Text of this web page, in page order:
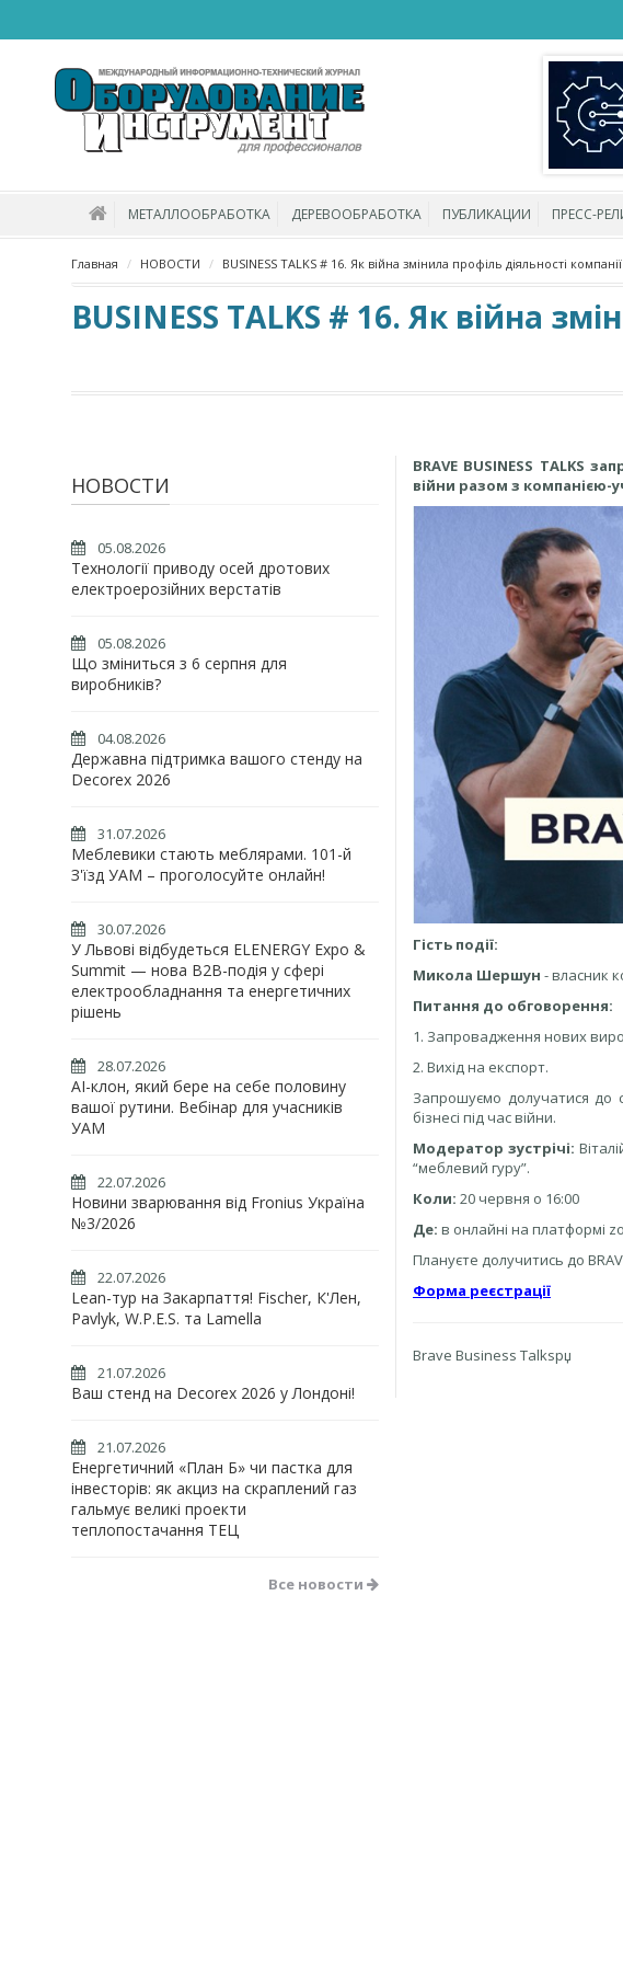
МЕТАЛЛООБРАБОТКА ДЕРЕВООБРАБОТКА ПУБЛИКАЦИИ ПРЕСС-
Главная НОВОСТИ BUSINESS TALKS # 16. Як війна змінила профіль діяльності компанії
BUSINESS TALKS # 16. Як війна
НОВОСТИ
05.08.2026
Технології приводу осей дротових
електроерозійних верстатів
05.08.2026
Що зміниться з 6 серпня для
виробників?
04.08.2026
Державна підтримка вашого стенду на
Decorex 2026
31.07.2026
Меблевики стають меблярами. 101-й
З'їзд УАМ – проголосуйте онлайн!
30.07.2026
У Львові відбудеться ELENERGY Expo &
Summit — нова B2B-подія у сфері
електрообладнання та енергетичних
рішень
28.07.2026
AI-клон, який бере на себе половину
вашої рутини. Вебінар для учасників
УАМ
22.07.2026
Новини зварювання від Fronius Україна
№3/2026
22.07.2026
Lean-тур на Закарпаття! Fischer, К'Лен,
Pavlyk, W.P.E.S. та Lamella
21.07.2026
Ваш стенд на Decorex 2026 у Лондоні!
21.07.2026
Енергетичний «План Б» чи пастка для
інвесторів: як акциз на скраплений газ
гальмує великі проекти
теплопостачання ТЕЦ
Все новости
BRAVE BUSINESS TALKS
війни разом з
Гість події:
Микола Шершун - власник
Питання до обговорення:
1. Запровадження нових
2. Вихід на експорт.
Запрошуємо долучатися до
бізнесі під час війни.
Модератор зустрічі:
“меблевий гуру”.
Коли: 20 червня о 16:00
Де: в онлайні на платформі
Плануєте долучитись до
Форма реєстрації
Brave Business Talksрџ